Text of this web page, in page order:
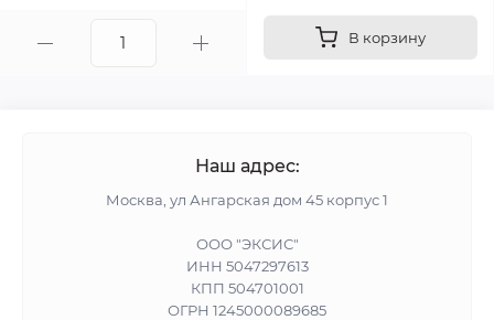
В корзину
Наш адрес:
Москва, ул Ангарская дом 45 корпус 1
ООО "ЭКСИС"
ИНН 5047297613
КПП 504701001
ОГРН 1245000089685